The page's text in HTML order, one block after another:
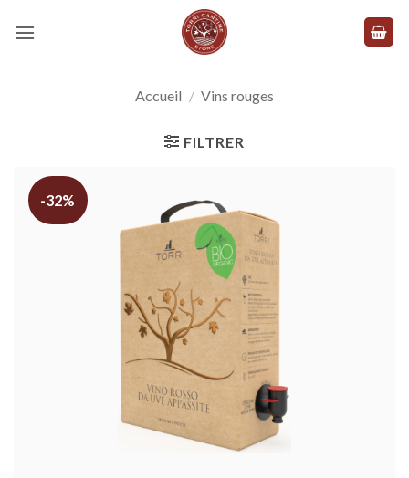
Accueil / Vins rouges
FILTRER
-32%